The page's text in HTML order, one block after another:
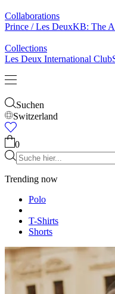
Collaborations
Prince / Les DeuxKB: The
Collections
Les Deux International Club
Suchen
Switzerland
0
Trending now
Polo
T-Shirts
Shorts
T-SHIRTS
JACKEN